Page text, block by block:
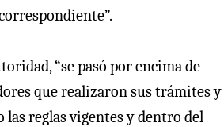
“se pasó por encima de
que realizaron sus trámites y
las reglas vigentes y dentro del